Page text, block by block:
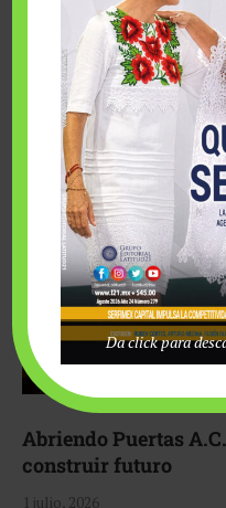
Fairmont Mayakoba y
esfuerzos para hacer
Abriendo Puertas
construir futuro
1 julio, 2026
Da click para